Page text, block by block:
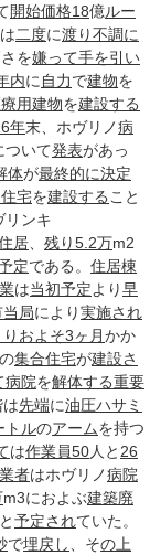
開始価格18億ルー
は二度に渡り不調に
を嫌って手を引い
内に 自力で建物を
用建物を建設する
年末、ホヴリノ病
ついて発表があっ
体が最終的に決定
住宅を建設する こと
リンキ
居 残り5.2万m2
定である。 住居棟
は当初予定より早
当局により実施され
およそ3ヶ月かか
の集合住宅が建設さ
病院を解体する重要
は先端に油圧ハサミ
トルのアームを持つ
は作業員50人と 26
者はホヴリノ病院
m3におよぶ建築廃
予定されていた。
で埋戻し 、その上